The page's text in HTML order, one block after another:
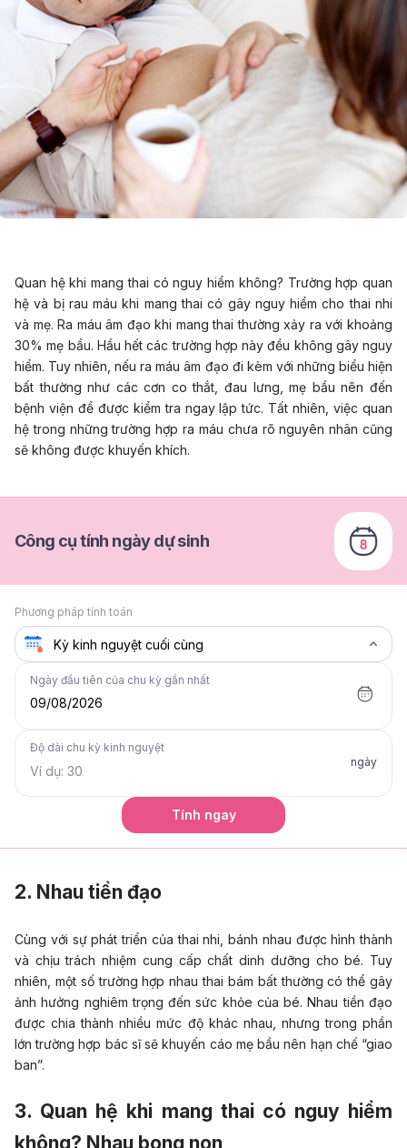
Quan hệ khi mang thai có nguy hiểm không? Trường hợp quan
hệ và bị rau máu khi mang thai có gây nguy hiểm cho thai nhi
và mẹ. Ra máu âm đạo khi mang thai thường xảy ra với khoảng
30% mẹ bầu. Hầu hết các trường hợp này đều không gây nguy
hiểm. Tuy nhiên, nếu ra máu âm đạo đi kèm với những biểu hiện
bất thường như các cơn co thắt, đau lưng, mẹ bầu nên đến
bệnh viện để được kiểm tra ngay lập tức. Tất nhiên, việc quan
hệ trong những trường hợp ra máu chưa rõ nguyên nhân cũng
sẽ không được khuyến khích.
Công cụ tính ngày dự sinh
Phương pháp tính toán
Ngày đầu tiên của chu kỳ gần nhất
09/08/2026
Độ dài chu kỳ kinh nguyệt
ngày
Tính ngay
2. Nhau tiền đạo
Cùng với sự phát triển của thai nhi, bánh nhau được hình thành
và chịu trách nhiệm cung cấp chất dinh dưỡng cho bé. Tuy
nhiên, một số trường hợp nhau thai bám bất thường có thể gây
ảnh hưởng nghiêm trọng đến sức khỏe của bé. Nhau tiền đạo
được chia thành nhiều mức độ khác nhau, nhưng trong phần
lớn trường hợp bác sĩ sẽ khuyến cáo mẹ bầu nên hạn chế “giao
ban”.
3. Quan hệ khi mang thai có nguy hiểm
không? Nhau bong non